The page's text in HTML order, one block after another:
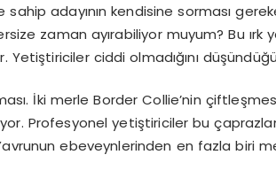
adayının kendisine sorması
zaman ayırabiliyor muyum? Bu ırk
Yetiştiriciler ciddi olmadığını
İki merle Border Collie’nin
Profesyonel yetiştiriciler bu
ebeveynlerinden en fazla biri